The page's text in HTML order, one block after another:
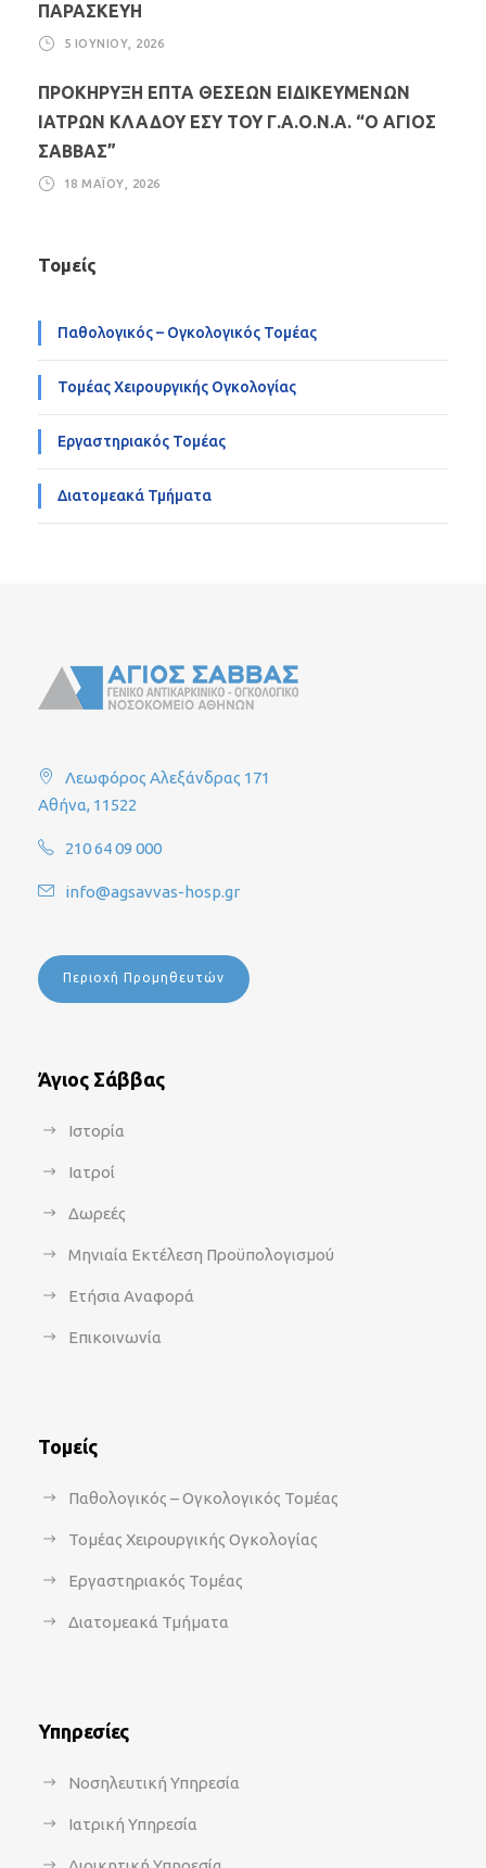
ΠΑΡΑΣΚΕΥΗ
5 ΙΟΥΝΊΟΥ, 2026
ΠΡΟΚΗΡΥΞΗ ΕΠΤΑ ΘΕΣΕΩΝ ΕΙΔΙΚΕΥΜΕΝΩΝ
ΙΑΤΡΩΝ ΚΛΑΔΟΥ ΕΣΥ ΤΟΥ Γ.Α.Ο.Ν.Α. “Ο ΑΓΙΟΣ
ΣΑΒΒΑΣ”
18 ΜΑΪ́ΟΥ, 2026
Τομείς
Παθολογικός – Ογκολογικός Τομέας
Τομέας Χειρουργικής Ογκολογίας
Εργαστηριακός Τομέας
Διατομεακά Τμήματα
Λεωφόρος Αλεξάνδρας 171
Αθήνα, 11522
210 64 09 000
info@agsavvas-hosp.gr
Περιοχή Προμηθευτών
Άγιος Σάββας
Ιστορία
Ιατροί
Δωρεές
Μηνιαία Εκτέλεση Προϋπολογισμού
Ετήσια Αναφορά
Επικοινωνία
Τομείς
Παθολογικός – Ογκολογικός Τομέας
Τομέας Χειρουργικής Ογκολογίας
Εργαστηριακός Τομέας
Διατομεακά Τμήματα
Υπηρεσίες
Νοσηλευτική Υπηρεσία
Ιατρική Υπηρεσία